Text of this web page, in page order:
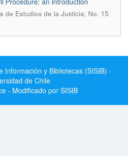
de Estudios de la Justicia; No. 15
Información y Bibliotecas (SISIB) -
de Chile
- Modificado por SISIB